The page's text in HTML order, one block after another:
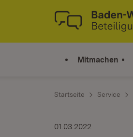
Zum Inhalt springen
Link zur Startseite
Mitmachen
Startseite Service
01.03.2022